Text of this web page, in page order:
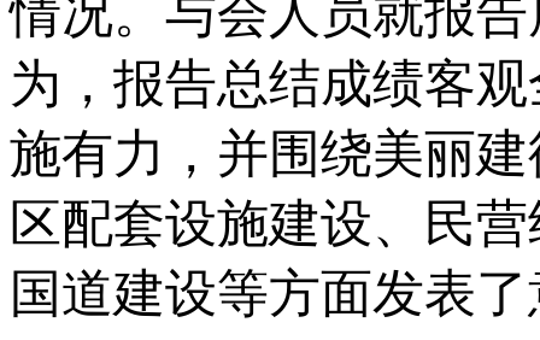
情况。与会人员就报
为，报告总结成绩客
施有力，并围绕美丽
区配套设施建设、民
国道建设等方面发表